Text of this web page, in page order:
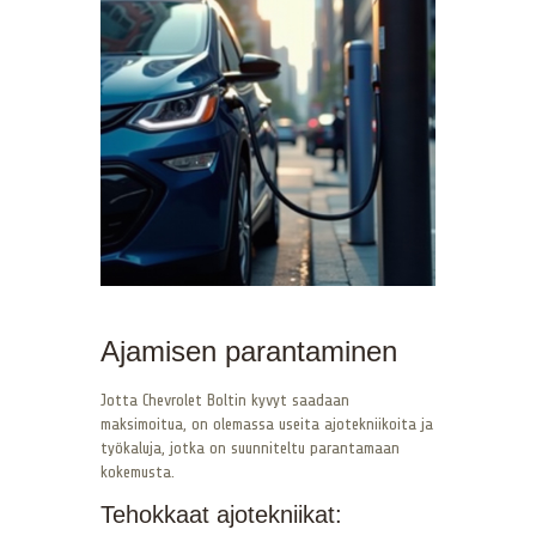
Ajamisen parantaminen
Jotta Chevrolet Boltin kyvyt saadaan
maksimoitua, on olemassa useita ajotekniikoita ja
työkaluja, jotka on suunniteltu parantamaan
kokemusta.
Tehokkaat ajotekniikat: